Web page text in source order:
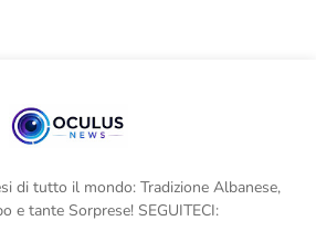
di tutto il mondo: Tradizione Albanese,
e tante Sorprese! SEGUITECI: